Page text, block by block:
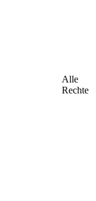
Alle
Rechte